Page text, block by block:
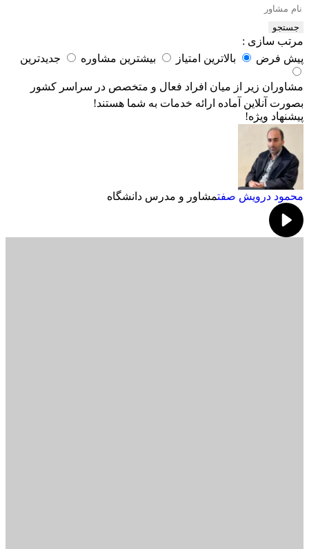
جستجو
مرتب سازی :
پیش فرض
بالاترین امتیاز بیشترین مشاوره جدیدترین
مشاوران زیر از میان افراد فعال و متخصص در سراسر کشور
بصورت آنلاین آماده ارائه خدمات به شما هستند!
پیشنهاد ویژه!
محمود درویش صفتمشاور و مدرس دانشگاه